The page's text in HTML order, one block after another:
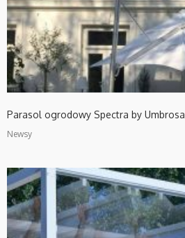
Parasol ogrodowy Spectra by Umbrosa
Newsy